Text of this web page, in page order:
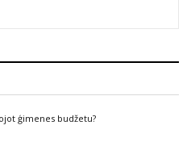
ģimenes budžetu?